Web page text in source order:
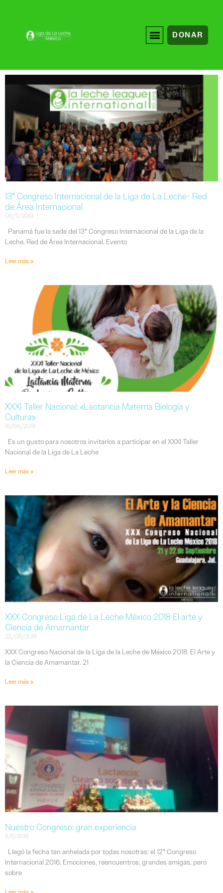
DONAR
13° Congreso Internacional de la Liga de La Leche- Red
de Área Internacional
06/11/2019
Panamá fue la sede del 13° Congreso Internacional de la Liga de la
Leche, Red de Área Internacional. Evento
Leer más »
XXXI Taller Nacional: «Lactancia Materna Biología y
Cultura»
16/06/2019
Es un gusto para nosotros invitarlos a participar en el XXXI Taller
Nacional de la Liga de La Leche
Leer más »
XXX Congreso Liga de La Leche México 2018 El arte y
Ciencia de Amamantar
23/08/2018
XXX Congreso Nacional de la Liga de la Leche de México 2018. El Arte y
la Ciencia de Amamantar. 21
Leer más »
Nuestro Congreso: gran experiencia
11/11/2016
Llegó la fecha tan anhelada por todas nosotras: el 12° Congreso
Internacional 2016. Emociones, reencuentros, grandes amigas, pero
sobre